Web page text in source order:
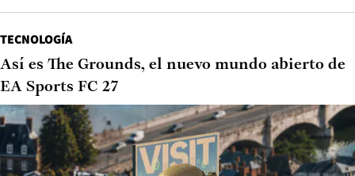
TECNOLOGÍA
Así es The Grounds, el nuevo mundo abierto de
EA Sports FC 27